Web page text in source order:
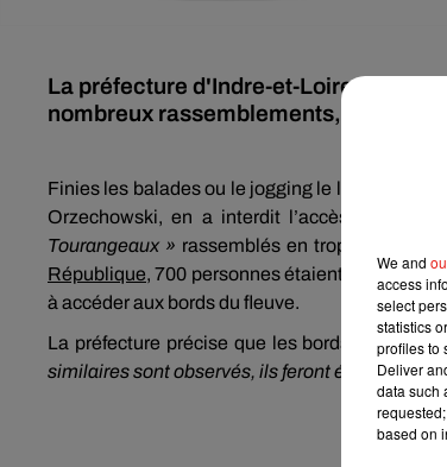
La préfecture d'Indre-et-Loire interdit
nombreux rassemblements, mercredi
Finies les balades ou le jogging le long des
Orzechowski, en a interdit l’accès
Tourangeaux » rassemblés en trop grand
République, 700 personnes étaient réunies ce
à accéder aux bords du fleuve.
La préfecture précise que les bords du Cher,
similaires sont observés, ils feront également
We and
access
select
statistics
profiles to
Deliver
data such
based on